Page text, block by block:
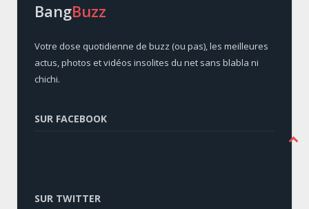
BangBuzz
Votre dose quotidienne de buzz (ou pas), les meilleures
actus, photos et vidéos insolites du net sans blabla ni
chichi.
SUR FACEBOOK
SUR TWITTER